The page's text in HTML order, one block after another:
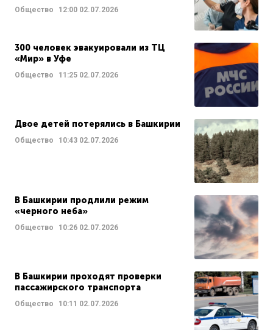
Общество 12:00 02.07.2026
300 человек эвакуировали из ТЦ
«Мир» в Уфе
Общество 11:25 02.07.2026
Двое детей потерялись в Башкирии
Общество 10:43 02.07.2026
В Башкирии продлили режим
«черного неба»
Общество 10:26 02.07.2026
В Башкирии проходят проверки
пассажирского транспорта
Общество 10:11 02.07.2026